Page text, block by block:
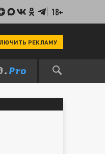
18+
РЕКЛАМУ